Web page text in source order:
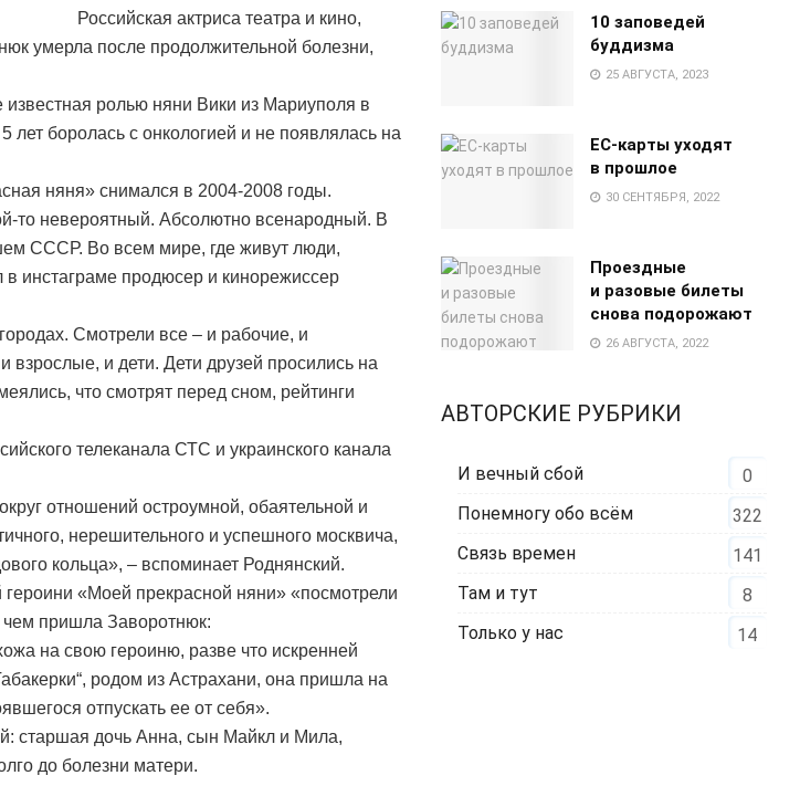
Российская актриса театра и кино,
умерла после продолжительной болезни,
ролью няни Вики из Мариуполя в
лет боролась с онкологией и не появлялась на
няня» снимался в 2004-2008 годы.
то невероятный. Абсолютно всенародный. В
СССР. Во всем мире, где живут люди,
инстаграме продюсер и кинорежиссер
Смотрели все – и рабочие, и
взрослые, и дети. Дети друзей просились на
что смотрят перед сном, рейтинги
телеканала СТС и украинского канала
отношений остроумной, обаятельной и
нерешительного и успешного москвича,
кольца», – вспоминает Роднянский.
героини «Моей прекрасной няни» «посмотрели
пришла Заворотнюк:
на свою героиню, разве что искренней
родом из Астрахани, она пришла на
отпускать ее от себя».
старшая дочь Анна, сын Майкл и Мила,
до болезни матери.
10 заповедей
буддизма
25 АВГУСТА, 2023
EC-карты уходят
в прошлое
30 СЕНТЯБРЯ, 2022
Проездные
и разовые билеты
снова подорожают
26 АВГУСТА, 2022
АВТОРСКИЕ РУБРИКИ
И вечный сбой
0
Понемногу обо всём
322
Связь времен
141
Там и тут
8
Только у нас
14